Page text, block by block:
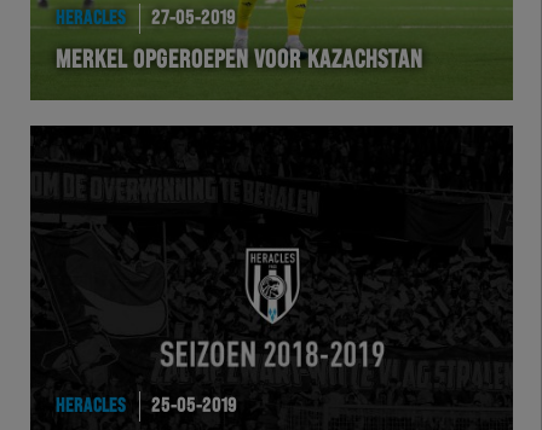
HERACLES 27-05-2019
MERKEL OPGEROEPEN VOOR KAZACHSTAN
HERACLES 25-05-2019